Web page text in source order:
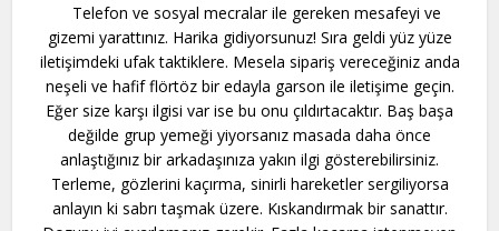
Telefon ve sosyal mecralar ile gereken mesafeyi ve
gizemi yarattınız. Harika gidiyorsunuz! Sıra geldi yüz yüze
iletişimdeki ufak taktiklere. Mesela sipariş vereceğiniz anda
neşeli ve hafif flörtöz bir edayla garson ile iletişime geçin.
Eğer size karşı ilgisi var ise bu onu çıldırtacaktır. Baş başa
değilde grup yemeği yiyorsanız masada daha önce
anlaştığınız bir arkadaşınıza yakın ilgi gösterebilirsiniz.
Terleme, gözlerini kaçırma, sinirli hareketler sergiliyorsa
anlayın ki sabrı taşmak üzere. Kıskandırmak bir sanattır.